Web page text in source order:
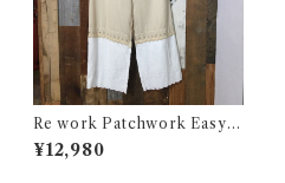
Re work Patchwork Easy P
ants / リワーク パッチワーク
イージー パンツ 古着
¥12,980